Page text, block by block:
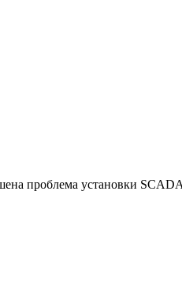
проблема установки